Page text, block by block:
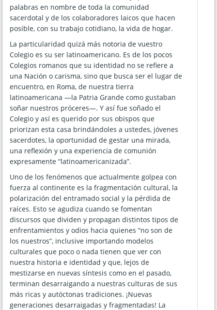
palabras en nombre de toda la comunidad
sacerdotal y de los colaboradores laicos que hacen
posible, con su trabajo cotidiano, la vida de hogar.
La particularidad quizá más notoria de vuestro
Colegio es su ser latinoamericano. Es de los pocos
Colegios romanos que su identidad no se refiere a
una Nación o carisma, sino que busca ser el lugar de
encuentro, en Roma, de nuestra tierra
latinoamericana —la Patria Grande como gustaban
soñar nuestros próceres—. Y así fue soñado el
Colegio y así es querido por sus obispos que
priorizan esta casa brindándoles a ustedes, jóvenes
sacerdotes, la oportunidad de gestar una mirada,
una reflexión y una experiencia de comunión
expresamente “latinoamericanizada”.
Uno de los fenómenos que actualmente golpea con
fuerza al continente es la fragmentación cultural, la
polarización del entramado social y la pérdida de
raíces. Esto se agudiza cuando se fomentan
discursos que dividen y propagan distintos tipos de
enfrentamientos y odios hacia quienes “no son de
los nuestros”, inclusive importando modelos
culturales que poco o nada tienen que ver con
nuestra historia e identidad y que, lejos de
mestizarse en nuevas síntesis como en el pasado,
terminan desarraigando a nuestras culturas de sus
más ricas y autóctonas tradiciones. ¡Nuevas
generaciones desarraigadas y fragmentadas! La